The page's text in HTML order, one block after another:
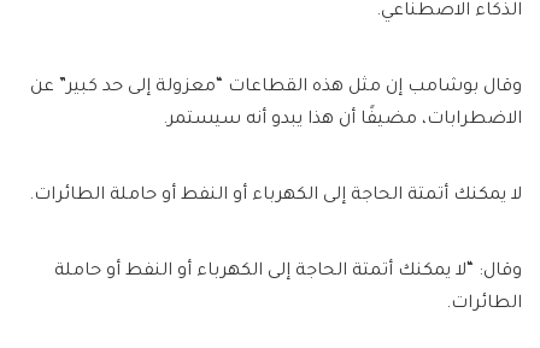
الذكاء الاصطناعي.
وقال بوشامب إن مثل هذه القطاعات “معزولة إلى حد كبير” عن
الاضطرابات، مضيفًا أن هذا يبدو أنه سيستمر.
لا يمكنك أتمتة الحاجة إلى الكهرباء أو النفط أو حاملة الطائرات.
وقال: “لا يمكنك أتمتة الحاجة إلى الكهرباء أو النفط أو حاملة
الطائرات.